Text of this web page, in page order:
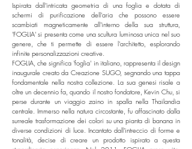
Ispirata dall'intricata geometria di una foglia e dotata di
schermi di purificazione dell'aria che possono essere
scambiati magneticamente all'interno della sua struttura,
'FOGLIA' si presenta come una scultura luminosa unica nel suo
genere, che ti permette di essere l'architetto, esplorando
infinite personalizzazioni creative.
FOGLIA, che significa 'foglia' in italiano, rappresenta il design
inaugurale creato da Creazione SUGO, segnando una tappa
fondamentale nella nostra collezione. La sua genesi risale a
oltre un decennio fa, quando il nostro fondatore, Kevin Chu, si
perse durante un viaggio zaino in spalla nella Thailandia
centrale. Immerso nella natura circostante, fu affascinato dalla
surreale trasformazione dei colori su una pianta di banana in
diverse condizioni di luce. Incantato dall'intreccio di forme e
tonalità, decise di creare un prodotto ispirato a questa